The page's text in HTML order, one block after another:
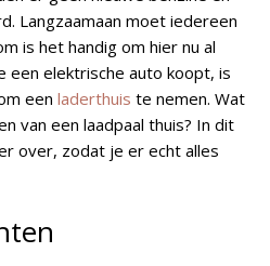
Langzaamaan moet iedereen
is het handig om hier nu al
een elektrische auto koopt, is
een laderthuis te nemen. Wat
van een laadpaal thuis? In dit
over, zodat je er echt alles